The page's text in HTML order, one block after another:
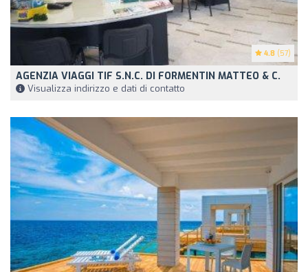
4.8 (57)
AGENZIA VIAGGI TIF S.N.C. DI FORMENTIN MATTEO & C.
Visualizza indirizzo e dati di contatto